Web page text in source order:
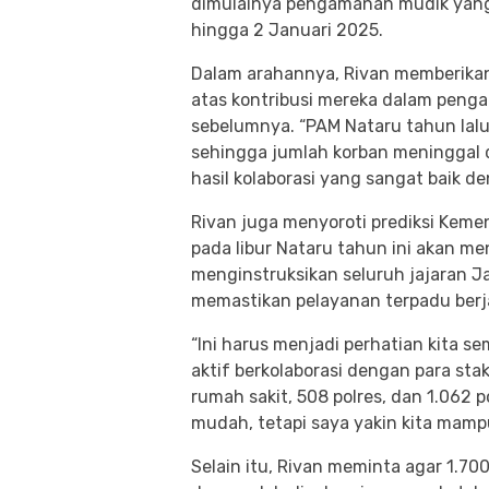
hingga 2 Januari 2025.
Dalam arahannya, Rivan
atas kontribusi mereka dalam
sebelumnya. “PAM Nataru tahun
sehingga jumlah korban
hasil kolaborasi yang sangat baik
Rivan juga menyoroti prediksi
pada libur Nataru tahun ini akan
menginstruksikan seluruh jajaran
memastikan pelayanan terpadu
“Ini harus menjadi perhatian kita
aktif berkolaborasi dengan para
rumah sakit, 508 polres, dan 1.062
mudah, tetapi saya yakin kita
Selain itu, Rivan meminta agar